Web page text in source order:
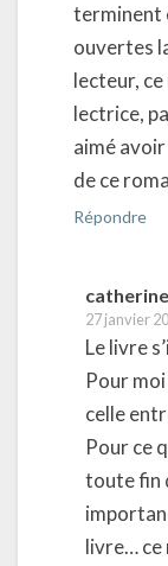
terminent
ouvertes
lecteur, ce
lectrice,
aimé
de ce
Répondre
catherine
27 janvier
Le livre
Pour
celle
Pour ce
toute fin
livre… ce